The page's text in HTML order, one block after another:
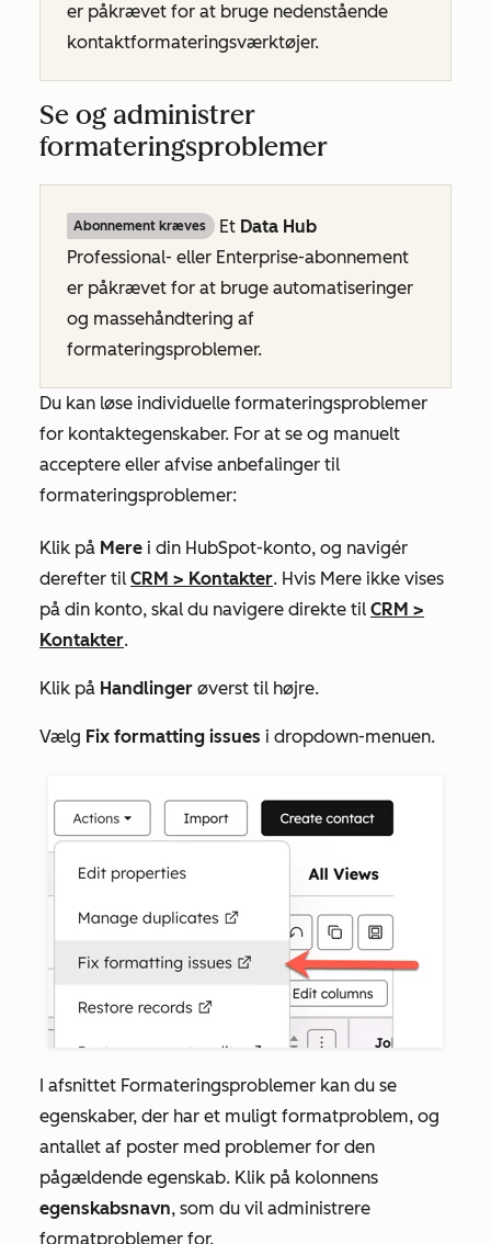
er påkrævet for at bruge nedenstående
kontaktformateringsværktøjer.
Se og administrer
formateringsproblemer
Abonnement kræves Et Data Hub
Professional- eller Enterprise-abonnement
er påkrævet for at bruge automatiseringer
og massehåndtering af
formateringsproblemer.
Du kan løse individuelle formateringsproblemer
for kontaktegenskaber. For at se og manuelt
acceptere eller afvise anbefalinger til
formateringsproblemer:
Klik på Mere i din HubSpot-konto, og navigér
derefter til CRM > Kontakter. Hvis Mere ikke vises
på din konto, skal du navigere direkte til CRM >
Kontakter.
Klik på Handlinger øverst til højre.
Vælg Fix formatting issues i dropdown-menuen.
I afsnittet Formateringsproblemer kan du se
egenskaber, der har et muligt formatproblem, og
antallet af poster med problemer for den
pågældende egenskab. Klik på kolonnens
egenskabsnavn, som du vil administrere
formatproblemer for.